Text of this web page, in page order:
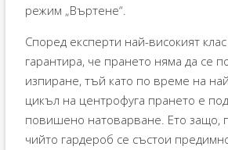
режим „Въртене“.
Според експерти най-високият
гарантира, че прането няма да се
изпиране, тъй като по време на
цикъл на центрофуга прането е
повишено натоварване. Ето защо,
чийто гардероб се състои